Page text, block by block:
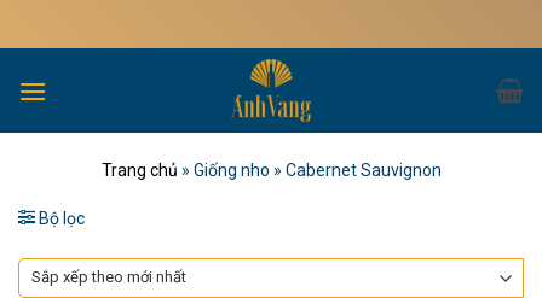
Bỏ
qua
dung
Trang chủ » Giống nho » Cabernet Sauvignon
Bộ lọc